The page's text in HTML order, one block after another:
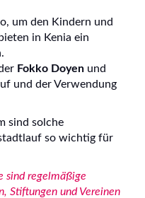
um den Kindern und
in Kenia ein
Fokko Doyen und
und der Verwendung
sind solche
so wichtig für
sind regelmäßige
Stiftungen und Vereinen